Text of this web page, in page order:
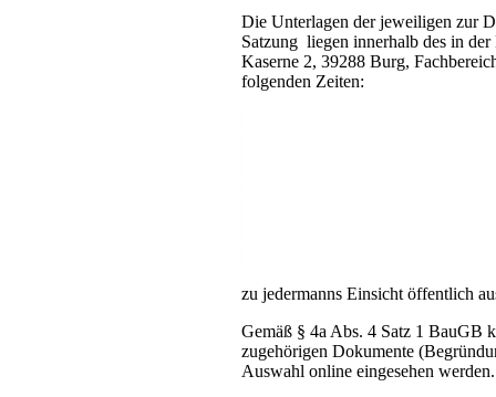
Die Unterlagen der jeweiligen zur
Satzung liegen innerhalb des in
Kaserne 2, 39288 Burg,
folgenden Zeiten:
zu jedermanns Einsicht öffentlich
Gemäß § 4a Abs. 4 Satz 1 BauGB
zugehörigen Dokumente
Auswahl online eingesehen werden.